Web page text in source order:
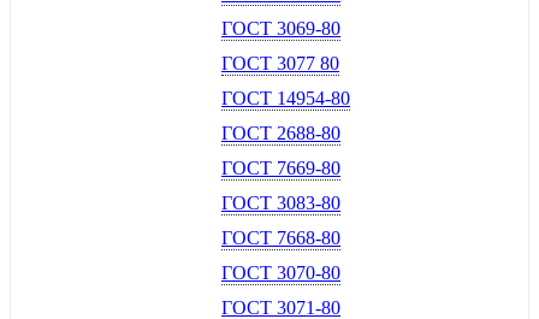
ГОСТ 3069-80
ГОСТ 3077 80
ГОСТ 14954-80
ГОСТ 2688-80
ГОСТ 7669-80
ГОСТ 3083-80
ГОСТ 7668-80
ГОСТ 3070-80
ГОСТ 3071-80